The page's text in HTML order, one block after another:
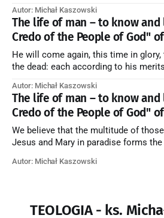
forming one Church; and we believe
the merciful love of God and His
Autor: Michał Kaszowski
The life of man – to know and
Credo of the People of God"
He will come again, this time in glory,
the dead: each according to his
those who have refused them to the
is not
Autor: Michał Kaszowski
The life of man – to know and
Credo of the People of God"
We believe that the multitude of
Jesus and Mary in paradise forms
they also, in different degrees, are
Autor: Michał Kaszowski
TEOLOGIA - ks.